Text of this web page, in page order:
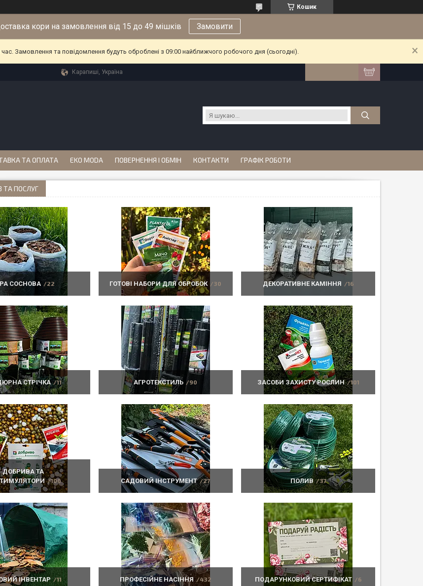
Кошик
кори на замовлення від 15 до 49 мішків Замовити
час. Замовлення та повідомлення будуть оброблені з 09:00 найближчого робочого дня (сьогодні).
Карапиші, Україна
ТА ОПЛАТА EKO MODA ПОВЕРНЕННЯ І ОБМІН КОНТАКТИ ГРАФІК РОБОТИ
ТА ПОСЛУГ
СОСНОВА 22 ГОТОВІ НАБОРИ ДЛЯ ОБРОБОК 30 ДЕКОРАТИВНЕ КАМІННЯ 16
СТРІЧКА 11 АГРОТЕКСТИЛЬ 90 ЗАСОБИ ЗАХИСТУ РОСЛИН 101
ДОБРИВА ТА
100 САДОВИЙ ІНСТРУМЕНТ 27 ПОЛИВ 37
ІНВЕНТАР 11 ПРОФЕСІЙНЕ НАСІННЯ 432 ПОДАРУНКОВИЙ СЕРТИФІКАТ 6